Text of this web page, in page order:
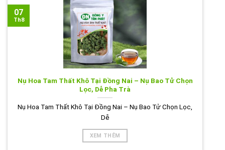
Nụ Hoa Tam Thất Khô Tại Đồng Nai – Nụ Bao Tử Chọn
Lọc, Dễ Pha Trà
Nụ Hoa Tam Thất Khô Tại Đồng Nai – Nụ Bao Tử Chọn Lọc,
Dễ
XEM THÊM
07
Th8